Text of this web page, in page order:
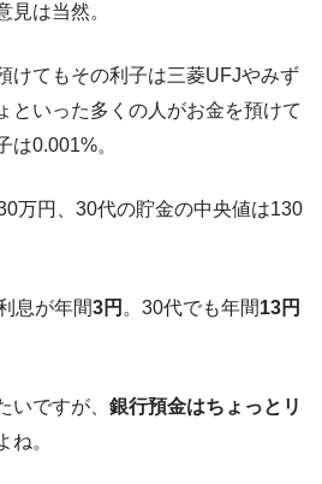
見は当然。
けてもその利子は三菱UFJやみず
といった多くの人がお金を預けて
は0.001%。
万円、30代の貯金の中央値は130
息が年間3円 。30代でも年間13円
いですが、 銀行預金はちょっとリ
ね。